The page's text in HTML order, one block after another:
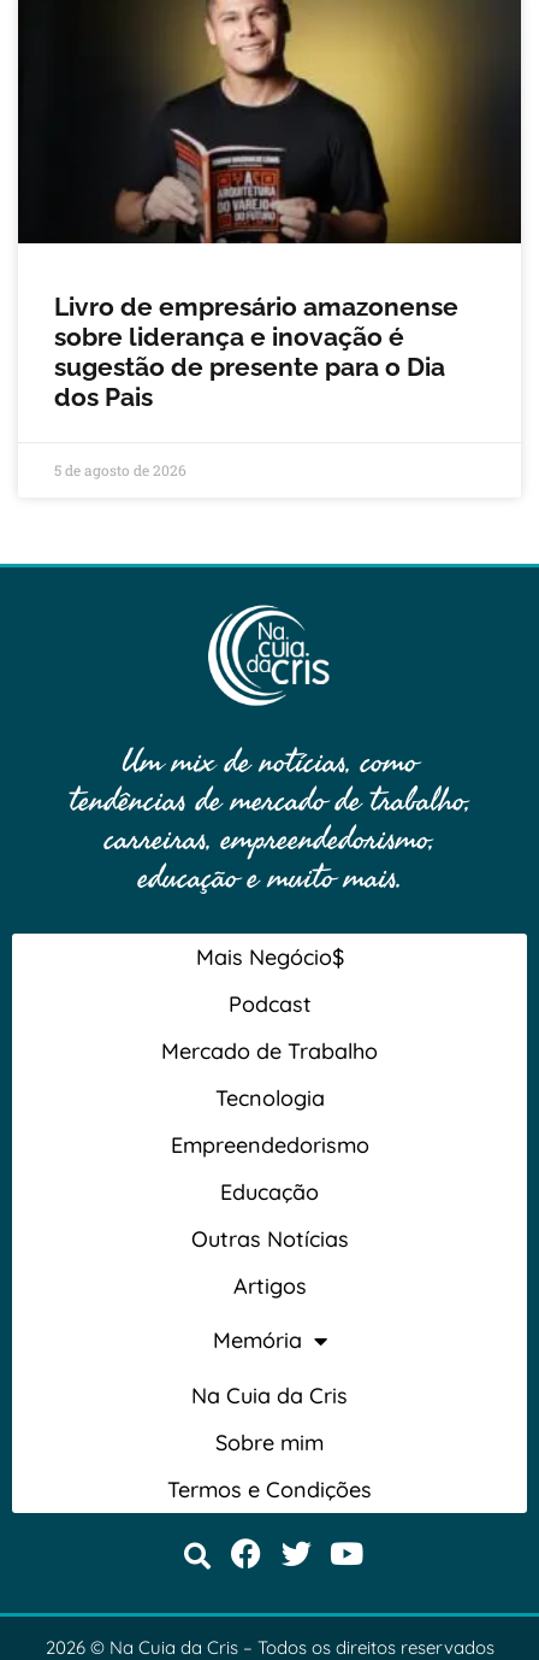
Livro de empresário amazonense
sobre liderança e inovação é
sugestão de presente para o Dia
dos Pais
5 de agosto de 2026
Um mix de notícias, como
tendências de mercado de trabalho,
carreiras, empreendedorismo,
educação e muito mais.
Mais Negócio$
Podcast
Mercado de Trabalho
Tecnologia
Empreendedorismo
Educação
Outras Notícias
Artigos
Memória
Na Cuia da Cris
Sobre mim
Termos e Condições
2026 © Na Cuia da Cris – Todos os direitos reservados